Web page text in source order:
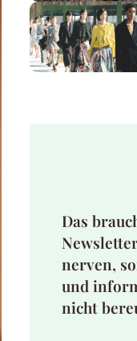
Das
nerven,
und
nicht